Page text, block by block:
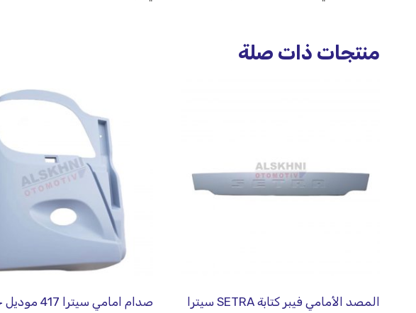
منتجات ذات صلة
المصد الأمامي فيبر كتابة SETRA سيترا
صدام امامي سيترا 417 موديل حديث